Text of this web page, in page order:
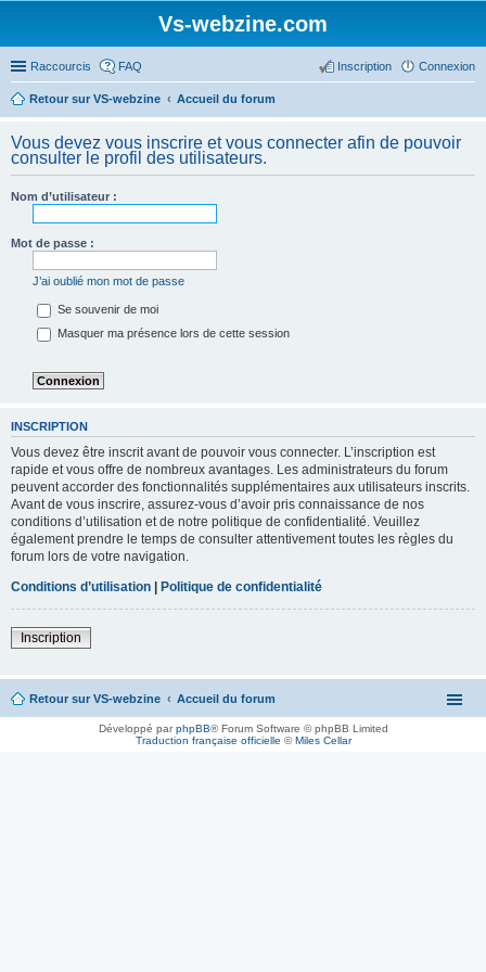
Vs-webzine.com
Raccourcis FAQ Connexion
Inscription
Retour sur VS-webzine Accueil du forum
Vous devez vous inscrire et vous connecter afin de pouvoir
consulter le profil des utilisateurs.
Nom d’utilisateur :
Mot de passe :
J’ai oublié mon mot de passe
Se souvenir de moi
Masquer ma présence lors de cette session
INSCRIPTION
Vous devez être inscrit avant de pouvoir vous connecter. L’inscription est
rapide et vous offre de nombreux avantages. Les administrateurs du forum
peuvent accorder des fonctionnalités supplémentaires aux utilisateurs inscrits.
Avant de vous inscrire, assurez-vous d’avoir pris connaissance de nos
conditions d’utilisation et de notre politique de confidentialité. Veuillez
également prendre le temps de consulter attentivement toutes les règles du
forum lors de votre navigation.
Conditions d’utilisation | Politique de confidentialité
Inscription
Retour sur VS-webzine Accueil du forum
Développé parphpBB® Forum Software © phpBB Limited
Traduction française officielle ©Miles Cellar